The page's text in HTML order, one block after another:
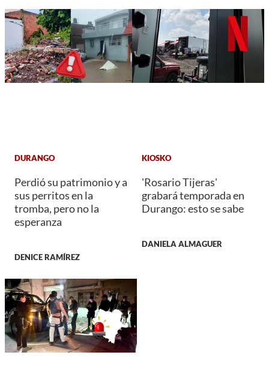
DURANGO
Perdió su patrimonio y a
sus perritos en la
tromba, pero no la
esperanza
DENICE RAMÍREZ
KIOSKO
'Rosario Tijeras'
grabará temporada en
Durango: esto se sabe
DANIELA ALMAGUER